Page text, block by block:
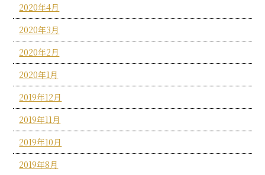
2020年4月
2020年3月
2020年2月
2020年1月
2019年12月
2019年11月
2019年10月
2019年8月